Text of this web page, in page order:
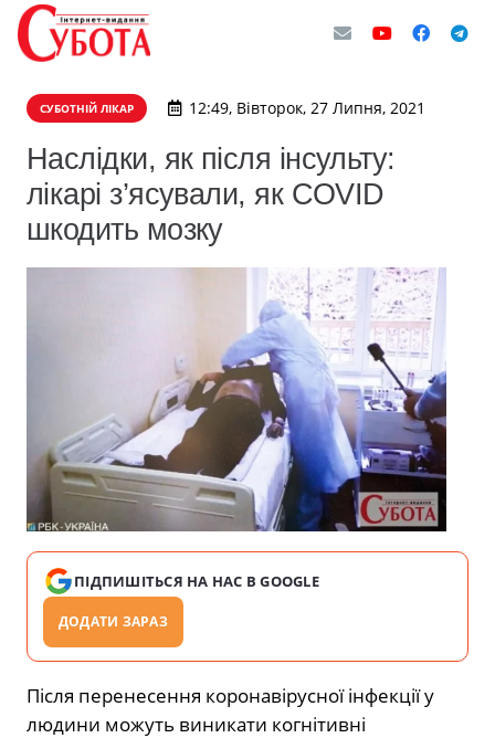
СУБОТНІЙ ЛІКАР 12:49, Вівторок, 27 Липня, 2021
Наслідки, як після інсульту:
лікарі з’ясували, як COVID
шкодить мозку
ПІДПИШІТЬСЯ НА НАС В GOOGLE
ДОДАТИ ЗАРАЗ
Після перенесення коронавірусної інфекції у
людини можуть виникати когнітивні